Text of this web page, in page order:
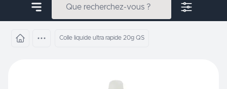
Colle liquide ultra rapide 20g QS